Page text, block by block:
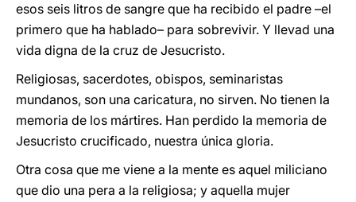
esos seis litros de sangre que ha recibido el padre –el
primero que ha hablado– para sobrevivir. Y llevad una
vida digna de la cruz de Jesucristo.
Religiosas, sacerdotes, obispos, seminaristas
mundanos, son una caricatura, no sirven. No tienen la
memoria de los mártires. Han perdido la memoria de
Jesucristo crucificado, nuestra única gloria.
Otra cosa que me viene a la mente es aquel miliciano
que dio una pera a la religiosa; y aquella mujer